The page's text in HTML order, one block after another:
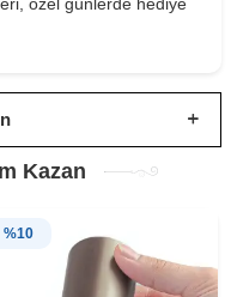
Kazan
%10